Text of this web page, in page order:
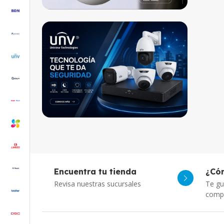
Encuentra tu tienda
Revisa nuestras sucursales
Te